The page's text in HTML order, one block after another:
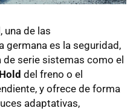
una de las
germana es la seguridad,
de serie sistemas como el
del freno o el
y ofrece de forma
adaptativas,